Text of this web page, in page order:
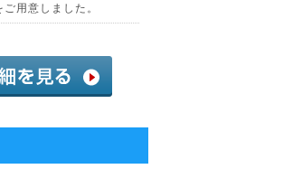
用意しました。